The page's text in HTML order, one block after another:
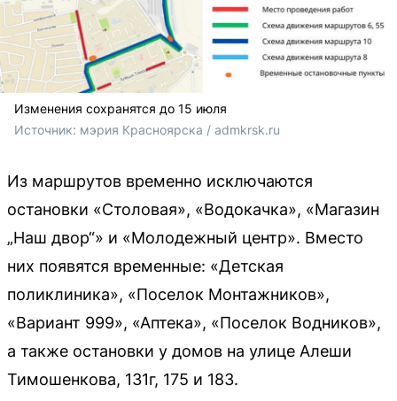
Изменения сохранятся до 15 июля
Источник: мэрия Красноярска / admkrsk.ru
Из маршрутов временно исключаются
остановки «Столовая», «Водокачка», «Магазин
„Наш двор“» и «Молодежный центр». Вместо
них появятся временные: «Детская
поликлиника», «Поселок Монтажников»,
«Вариант 999», «Аптека», «Поселок Водников»,
а также остановки у домов на улице Алеши
Тимошенкова, 131г, 175 и 183.